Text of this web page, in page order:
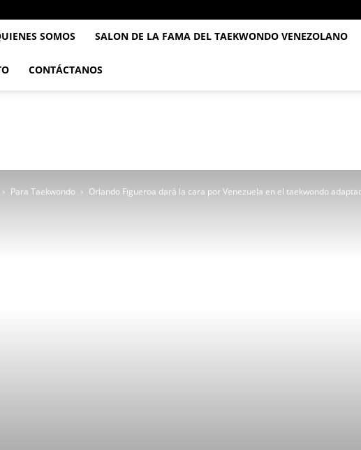
SOMOS SALON DE LA FAMA DEL TAEKWONDO VENEZOLANO
CONTÁCTANOS
Para Taekwondo Orlando Figueroa dará la cara por Venezuela en el taekwondo